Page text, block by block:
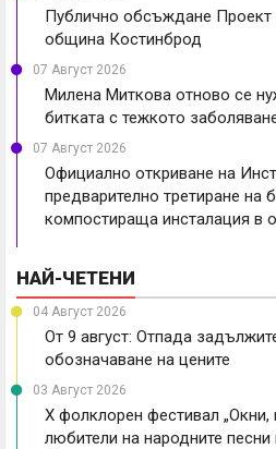
Публично обсъждане Проект
община Костинброд
07 Август 2026
Милена Миткова отново се
битката с тежкото
07 Август 2026
Официално откриване на
предварително третиране на
компостираща инсталация в
НАЙ-ЧЕТЕНИ
04 Август 2026
От 9 август: Отпада
обозначаване на цените
03 Август 2026
X фолклорен фестивал
любители на народните песни